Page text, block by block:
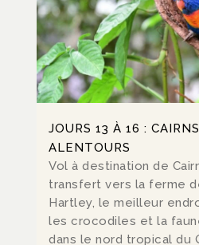
JOURS 13 À 16 :
ALENTOURS
Vol à destination de
transfert vers la ferme
Hartley, le meilleur
les crocodiles et la
dans le nord tropical du